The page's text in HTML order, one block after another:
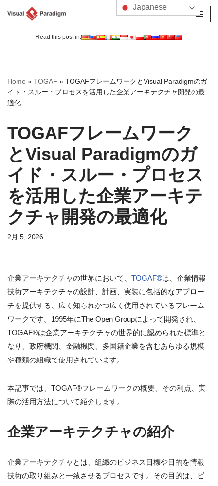
へ
ス
キ
プ
Read this post in:
Home » TOGAF » TOGAFフレームワークとVisual Paradigmのガ
イド・スルー・プロセスを活用した企業アーキテクチャ開発の最
適化
TOGAFフレームワーク
とVisual Paradigmのガ
イド・スルー・プロセス
を活用した企業アーキテ
クチャ開発の最適化
2月 5, 2026
企業アーキテクチャの世界において、 TOGAF®は、企業情報
技術アーキテクチャの設計、計画、実装に包括的なアプロー
チを提供する、広く知られかつ広く使用されているフレーム
ワークです。1995年にThe Open Groupによって開発され、
TOGAF®は企業アーキテクチャの世界的に認められた標準と
なり、政府機関、金融機関、多国籍企業を含むあらゆる規模
や種類の組織で使用されています。
本記事では、TOGAF®フレームワークの概要、その利点、実
際の活用方法について紹介します。
企業アーキテクチャの紹介
企業アーキテクチャとは、組織のビジネス目標や目的を情報
技術の取り組みと一致させるプロセスです。その目的は、ビ
Japanese